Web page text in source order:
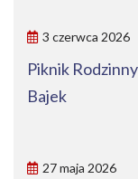
3 czerwca 2026
Piknik
Bajek
27 maja 2026